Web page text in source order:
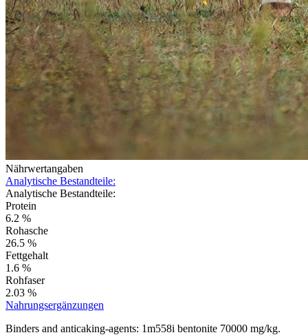
Nährwertangaben
Analytische Bestandteile:
Analytische Bestandteile:
Protein
6.2 %
Rohasche
26.5 %
Fettgehalt
1.6 %
Rohfaser
2.03 %
Nahrungsergänzungen
Binders and anticaking-agents: 1m558i bentonite 70000 mg/kg.